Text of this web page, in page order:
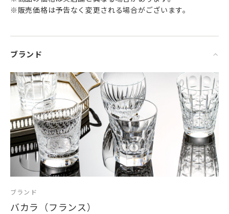
※販売価格は予告なく変更される場合がございます。
ブランド
ブランド
バカラ（フランス）